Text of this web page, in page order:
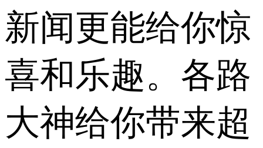
新闻更能给你惊
喜和乐趣。各路
大神给你带来超